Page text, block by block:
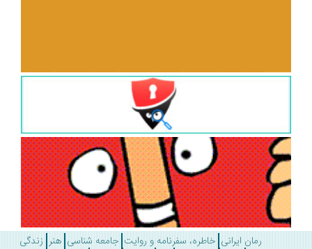
رمان ایرانی خاطره، سفرنامه و روایت جامعه شناسی هنر زندگی